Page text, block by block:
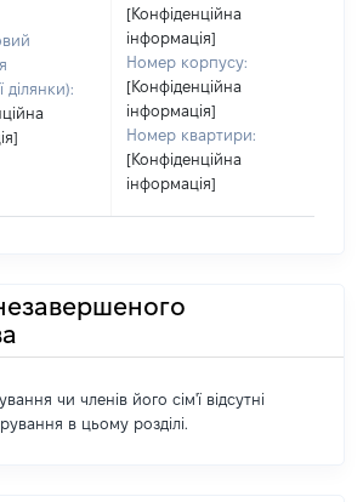
ділянки):
[Конфіденційна
інформація]
Номер корпусу:
[Конфіденційна
інформація]
Номер квартири:
[Конфіденційна
інформація]
чи членів його сім'ї відсутні
в цьому розділі.